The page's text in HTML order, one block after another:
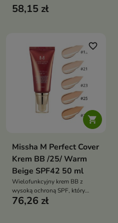
naturalne wykończenie i wspiera
ukojenie oraz nawilżenie cery
58,15 zł

favorite_border
Missha M Perfect Cover
Krem BB /25/ Warm
Beige SPF42 50 ml
Wielofunkcyjny krem BB z
wysoką ochroną SPF, który
zapewnia mocne krycie,
76,26 zł